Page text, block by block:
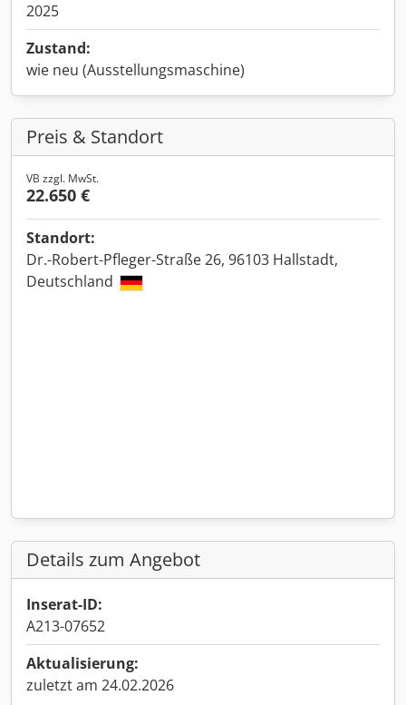
2025
Zustand:
wie neu (Ausstellungsmaschine)
Preis & Standort
VB zzgl. MwSt.
22.650 €
Standort:
Dr.-Robert-Pfleger-Straße 26, 96103 Hallstadt,
Deutschland
Details zum Angebot
Inserat-ID:
A213-07652
Aktualisierung:
zuletzt am 24.02.2026